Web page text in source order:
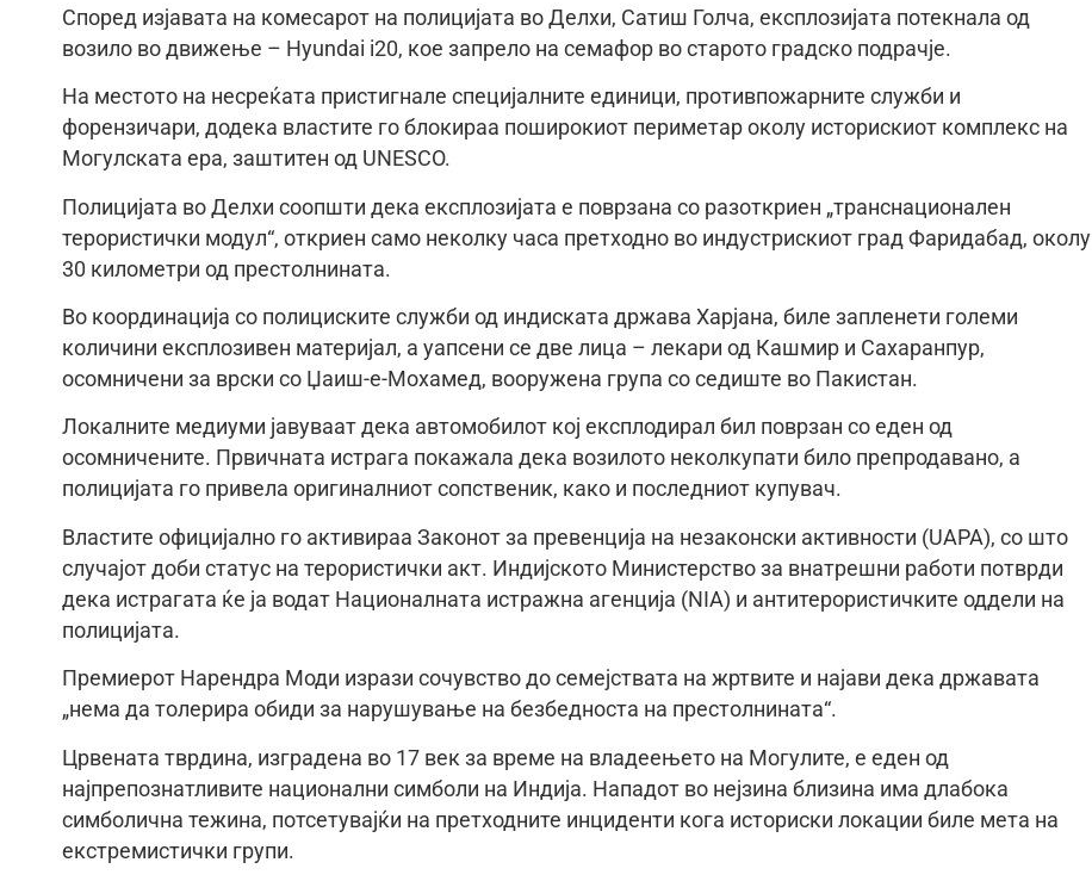
Според изјавата на комесарот на полицијата во Делхи, Сатиш Голча, експлозијата потекнала од
возило во движење – Hyundai i20, кое запрело на семафор во старото градско подрачје.
На местото на несреќата пристигнале специјалните единици, противпожарните служби и
форензичари, додека властите го блокираа поширокиот периметар околу историскиот комплекс на
Могулската ера, заштитен од UNESCO.
Полицијата во Делхи соопшти дека експлозијата е поврзана со разоткриен „транснационален
терористички модул“, откриен само неколку часа претходно во индустрискиот град Фаридабад, околу
30 километри од престолнината.
Во координација со полициските служби од индиската држава Харјана, биле запленети големи
количини експлозивен материјал, а уапсени се две лица – лекари од Кашмир и Сахаранпур,
осомничени за врски со Џаиш-е-Мохамед, вооружена група со седиште во Пакистан.
Локалните медиуми јавуваат дека автомобилот кој експлодирал бил поврзан со еден од
осомничените. Првичната истрага покажала дека возилото неколкупати било препродавано, а
полицијата го привела оригиналниот сопственик, како и последниот купувач.
Властите официјално го активираа Законот за превенција на незаконски активности (UAPA), со што
случајот доби статус на терористички акт. Индијското Министерство за внатрешни работи потврди
дека истрагата ќе ја водат Националната истражна агенција (NIA) и антитерористичките оддели на
полицијата.
Премиерот Нарендра Моди изрази сочувство до семејствата на жртвите и најави дека државата
„нема да толерира обиди за нарушување на безбедноста на престолнината“.
Црвената тврдина, изградена во 17 век за време на владеењето на Могулите, е еден од
најпрепознатливите национални симболи на Индија. Нападот во нејзина близина има длабока
симболична тежина, потсетувајќи на претходните инциденти кога историски локации биле мета на
екстремистички групи.